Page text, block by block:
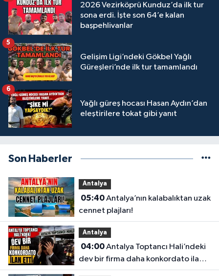
2026 Vezirköprü Kunduz’da ilk tur
sona erdi. İşte son 64’e kalan
başpehlivanlar
Gelişim Ligi’ndeki Gökbel Yağlı
Güreşleri’nde ilk tur tamamlandı
5
Yağlı güreş hocası Hasan Aydın’dan
eleştirilere tokat gibi yanıt
6
Son Haberler
Antalya
05:40Antalya’nın kalabalıktan uzak
cennet plajları!
Antalya
04:00Antalya Toptancı Hali’ndeki
dev bir firma daha konkordato ilan
etti